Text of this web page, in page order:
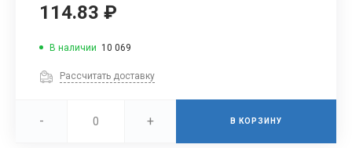
114.83 ₽
В наличии 10 069
Рассчитать доставку
- + В КОРЗИНУ